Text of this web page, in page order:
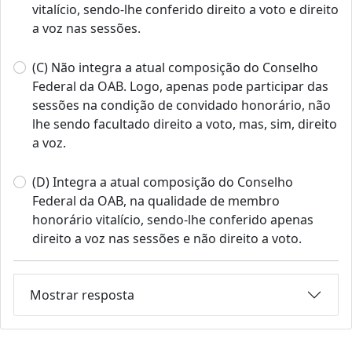
vitalício, sendo-lhe conferido direito a voto e direito
a voz nas sessões.
(C) Não integra a atual composição do Conselho
Federal da OAB. Logo, apenas pode participar das
sessões na condição de convidado honorário, não
lhe sendo facultado direito a voto, mas, sim, direito
a voz.
(D) Integra a atual composição do Conselho
Federal da OAB, na qualidade de membro
honorário vitalício, sendo-lhe conferido apenas
direito a voz nas sessões e não direito a voto.
Mostrar resposta